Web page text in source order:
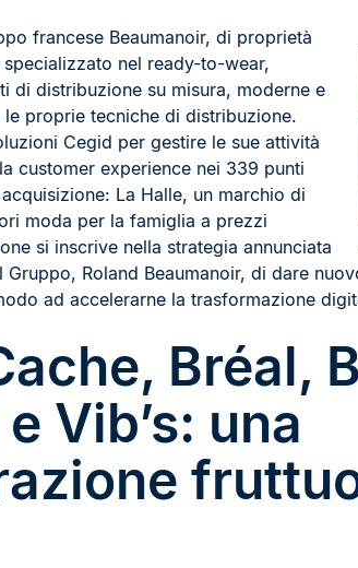
francese Beaumanoir, di proprietà
nel ready-to-wear,
di distribuzione su misura, moderne e
proprie tecniche di distribuzione.
Cegid per gestire le sue attività
customer experience nei 339 punti
La Halle, un marchio di
moda per la famiglia a prezzi
si inscrive nella strategia annunciata
Roland Beaumanoir, di dare
ad accelerarne la trasformazione
Bréal,
Vib’s: una